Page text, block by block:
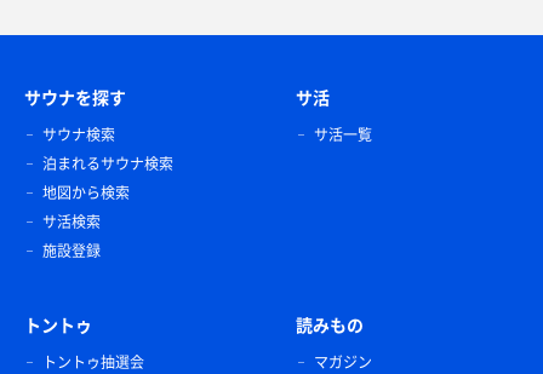
サウナを探す
サウナ検索
泊まれるサウナ検索
地図から検索
サ活検索
施設登録
サ活
サ活一覧
トントゥ
トントゥ抽選会
読みもの
マガジン